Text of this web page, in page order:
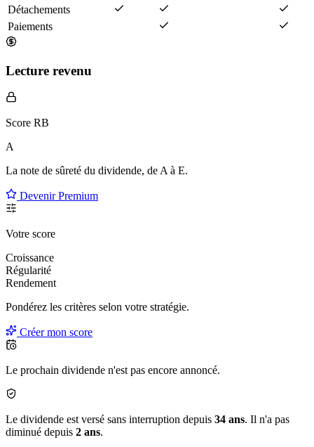
Détachements
Paiements
Lecture revenu
Score RB
A
La note de sûreté du dividende, de A à E.
Devenir Premium
Votre score
Croissance
Régularité
Rendement
Pondérez les critères selon votre stratégie.
Créer mon score
Le prochain dividende n'est pas encore annoncé.
Le dividende est versé sans interruption depuis 34 ans. Il n'a pas
diminué depuis 2 ans.